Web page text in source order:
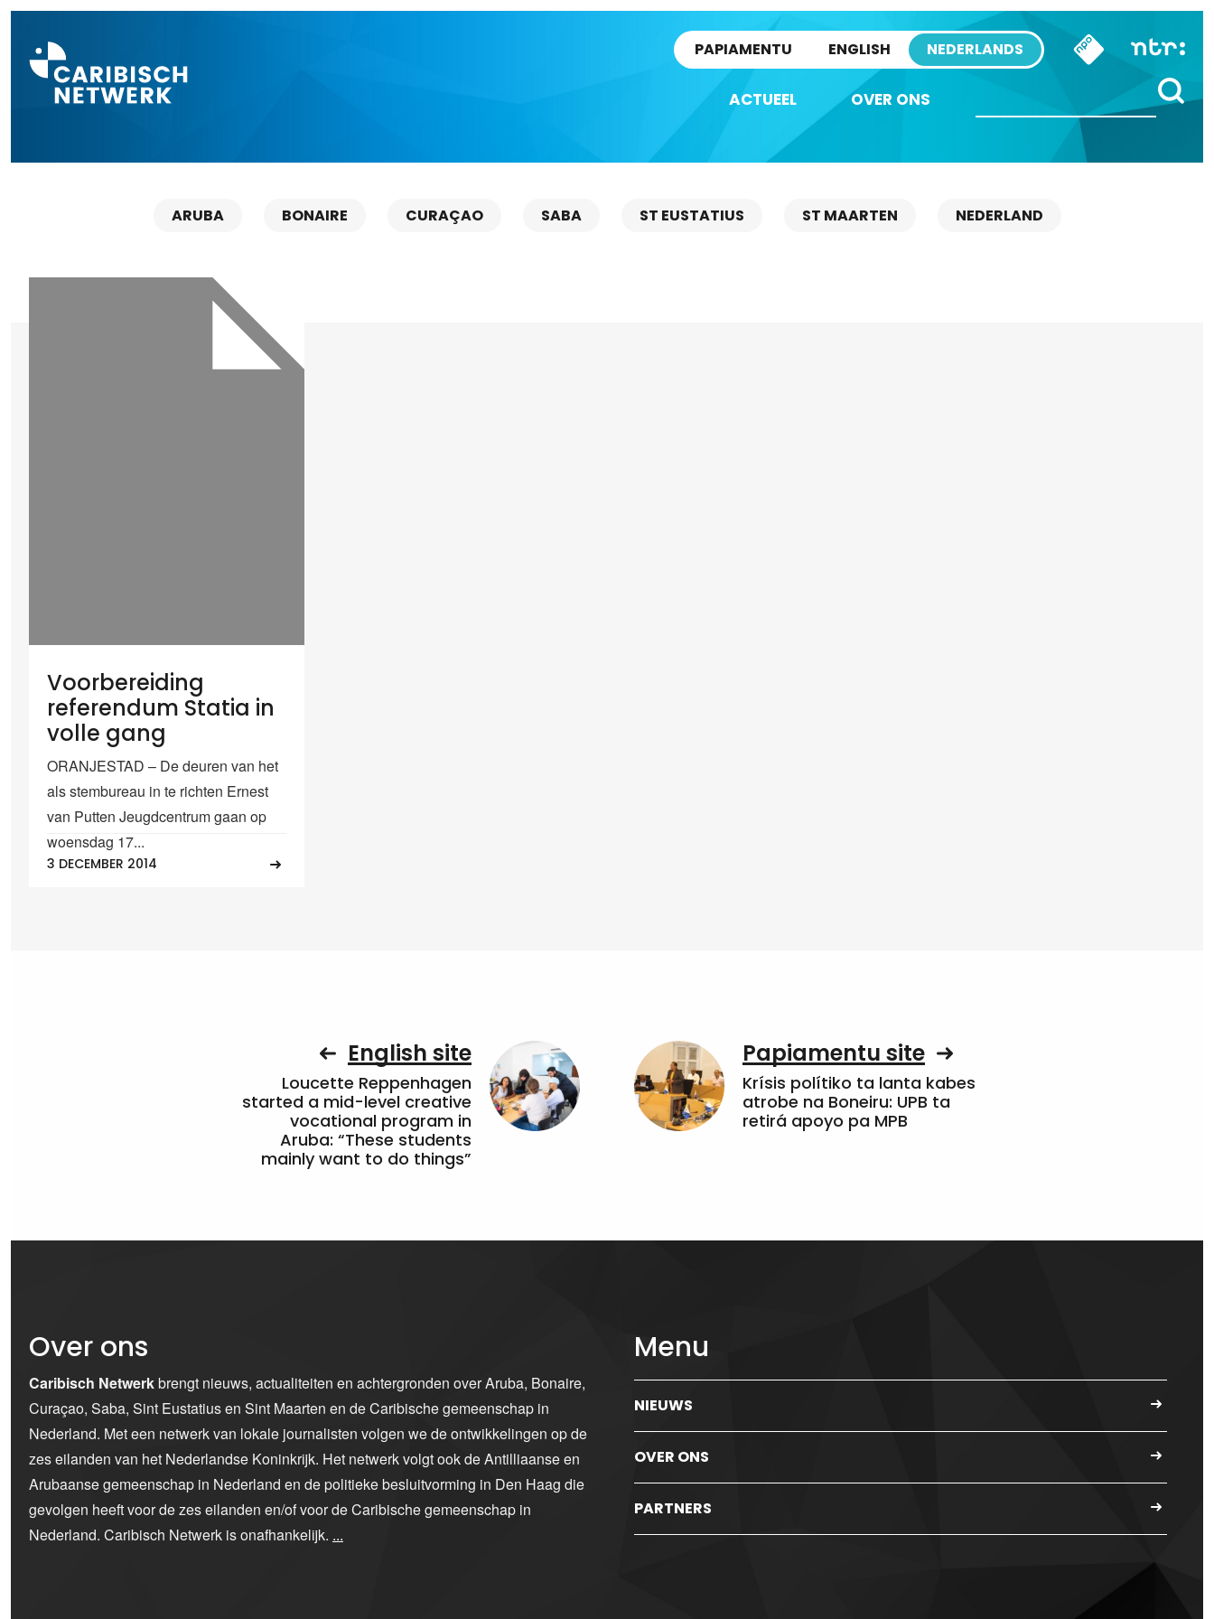
PAPIAMENTU ENGLISH NEDERLANDS
ACTUEEL OVER ONS
ARUBA BONAIRE CURAÇAO SABA ST EUSTATIUS ST MAARTEN NEDERLAND
Voorbereiding
referendum Statia in
volle gang
ORANJESTAD – De deuren van het
als stembureau in te richten Ernest
van Putten Jeugdcentrum gaan op
woensdag 17...
3 DECEMBER 2014
English site
Loucette Reppenhagen
started a mid-level creative
vocational program in
Aruba: “These students
mainly want to do things”
Papiamentu site
Krísis polítiko ta lanta kabes
atrobe na Boneiru: UPB ta
retirá apoyo pa MPB
Over ons
Caribisch Netwerkbrengt nieuws, actualiteiten en achtergronden over Aruba, Bonaire,
Curaçao, Saba, Sint Eustatius en Sint Maarten en de Caribische gemeenschap in
Nederland. Met een netwerk van lokale journalisten volgen we de ontwikkelingen op de
zes eilanden van het Nederlandse Koninkrijk. Het netwerk volgt ook de Antilliaanse en
Arubaanse gemeenschap in Nederland en de politieke besluitvorming in Den Haag die
gevolgen heeft voor de zes eilanden en/of voor de Caribische gemeenschap in
Nederland. Caribisch Netwerk is onafhankelijk. ...
Menu
NIEUWS
OVER ONS
PARTNERS